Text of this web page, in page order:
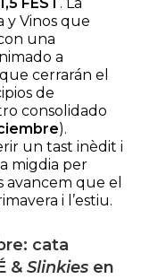
FEST. La
y Vinos que
una
a
cerrarán el
de
consolidado
).
un tast inèdit i
migdia per
avancem que el
i l’estiu.
cata
& Slinkies en